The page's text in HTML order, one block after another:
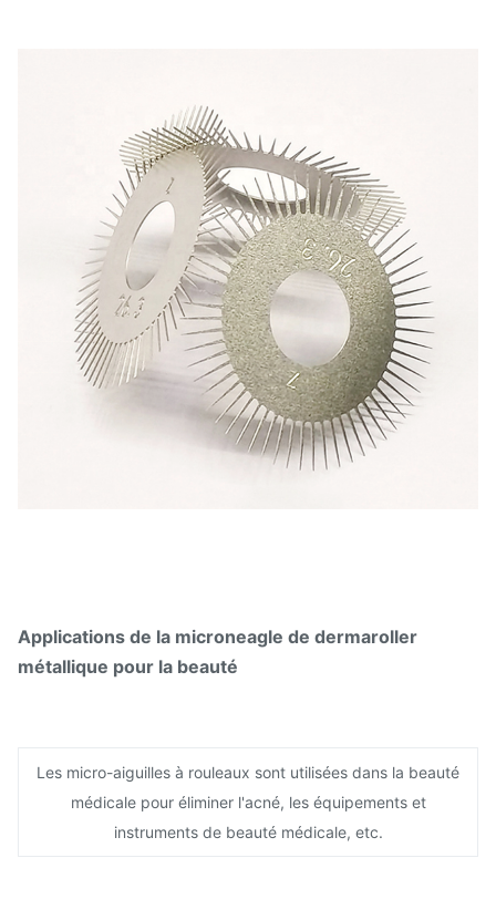
Applications de la microneagle de dermaroller
métallique pour la beauté
Les micro-aiguilles à rouleaux sont utilisées dans la beauté
médicale pour éliminer l'acné, les équipements et
instruments de beauté médicale, etc.